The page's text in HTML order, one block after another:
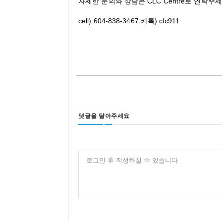
cell) 604-838-3467 카톡) clc911
댓글을 달아주세요
로그인 후 작성하실 수 있습니다